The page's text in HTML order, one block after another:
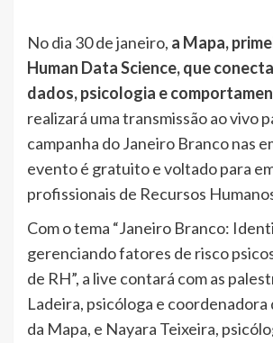
No dia 30 de janeiro, a Mapa,
Human Data Science, que
dados, psicologia e
realizará uma transmissão ao vivo
campanha do Janeiro Branco nas
evento é gratuito e voltado para
profissionais de Recursos
Com o tema “Janeiro Branco:
gerenciando fatores de risco
de RH”, a live contará com as
Ladeira, psicóloga e coordenadora
da Mapa, e Nayara Teixeira,